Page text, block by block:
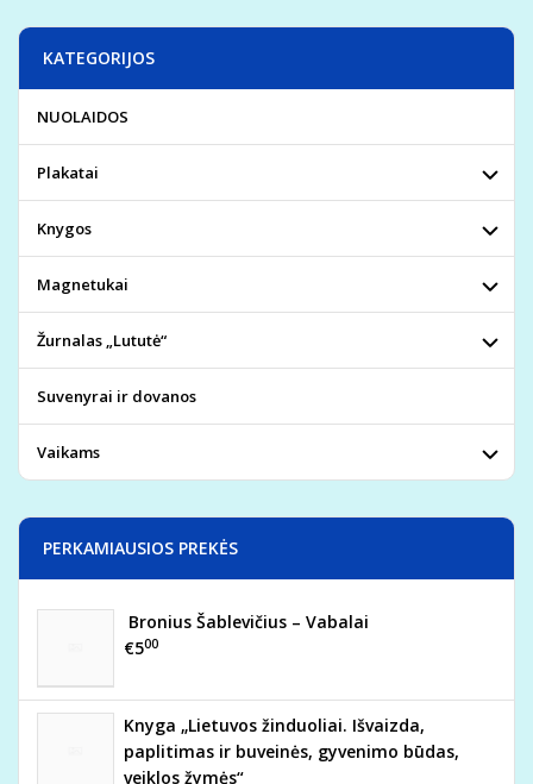
KATEGORIJOS
NUOLAIDOS
Plakatai
Knygos
Magnetukai
Žurnalas „Lututė“
Suvenyrai ir dovanos
Vaikams
PERKAMIAUSIOS PREKĖS
Bronius Šablevičius – Vabalai
€500
Knyga „Lietuvos žinduoliai. Išvaizda,
paplitimas ir buveinės, gyvenimo būdas,
veiklos žymės“